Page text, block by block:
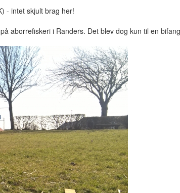
- intet skjult brag her!
aborrefiskeri i Randers. Det blev dog kun til en